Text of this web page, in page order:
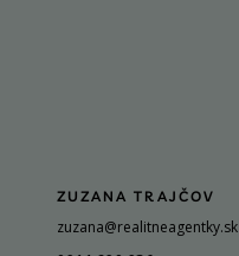
NÁŠ PRÍBEH
NÁŠ TÍM
ZUZANA TRAJČOV
zuzana@realitneagentky.sk